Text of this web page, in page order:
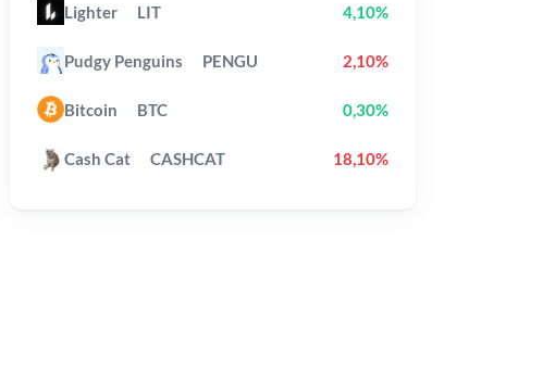
Lighter LIT 4,10%
Pudgy Penguins PENGU 2,10%
Bitcoin BTC 0,30%
Cash Cat CASHCAT 18,10%